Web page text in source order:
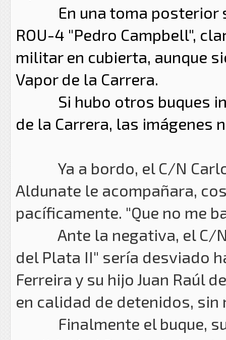
En una toma posterior
ROU-4 "Pedro Campbell",
militar en cubierta, aunque
Vapor de la Carrera.
Si hubo otros buques
de la Carrera, las imágenes
Ya a bordo, el C/N
Aldunate le acompañara,
pacíficamente. "Que no me
Ante la negativa, el C/N
del Plata II" sería desviado
Ferreira y su hijo Juan Raúl
en calidad de detenidos,
Finalmente el buque,